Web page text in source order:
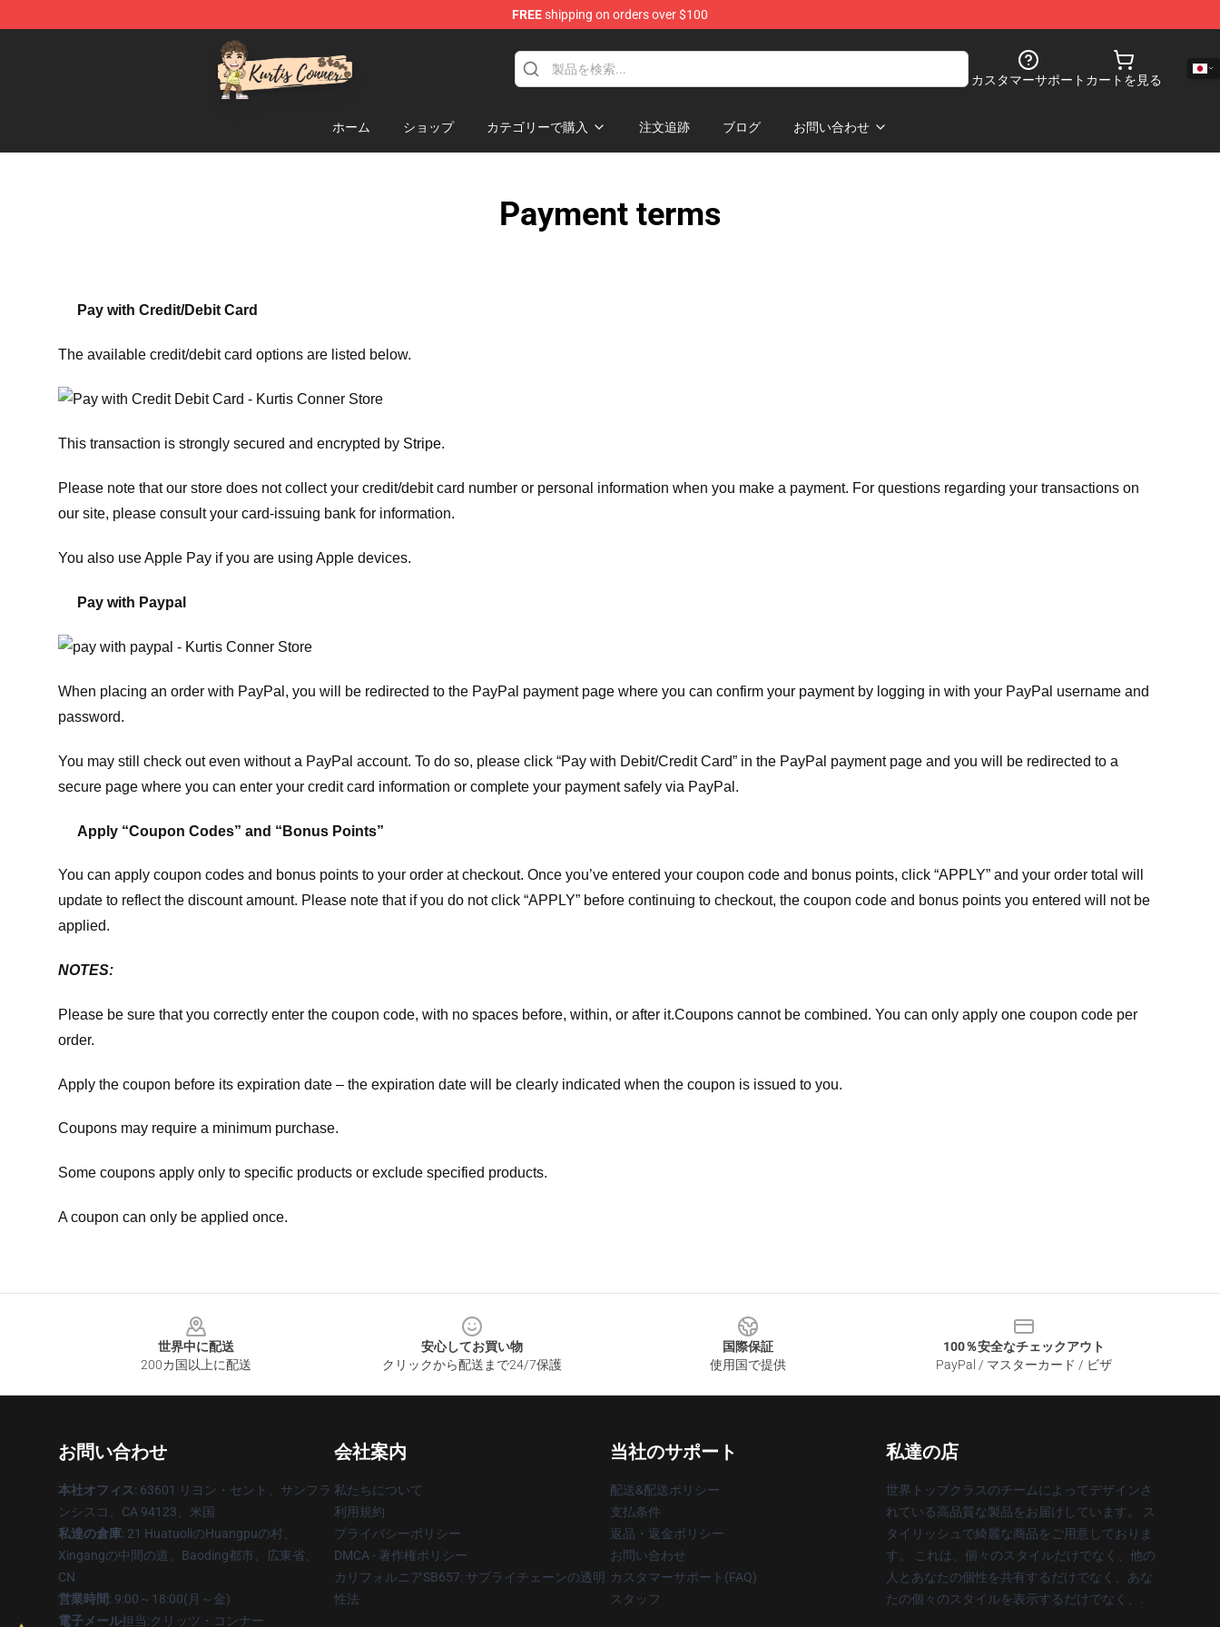
FREEshipping on orders over $100
Kurtis Conner Store - Official Kurtis Conner Merchandise Shop
カスタマーサポート カートを見る
ホーム ショップ カテゴリーで購入 注文追跡 ブログ お問い合わせ
Payment terms
Pay with Credit/Debit Card
The available credit/debit card options are listed below.
This transaction is strongly secured and encrypted by Stripe.
Please note that our store does not collect your credit/debit card number or personal information when you make a payment. For questions regarding your transactions on
our site, please consult your card-issuing bank for information.
You also use Apple Pay if you are using Apple devices.
Pay with Paypal
When placing an order with PayPal, you will be redirected to the PayPal payment page where you can confirm your payment by logging in with your PayPal username and
password.
You may still check out even without a PayPal account. To do so, please click “Pay with Debit/Credit Card” in the PayPal payment page and you will be redirected to a
secure page where you can enter your credit card information or complete your payment safely via PayPal.
Apply “Coupon Codes” and “Bonus Points”
You can apply coupon codes and bonus points to your order at checkout. Once you’ve entered your coupon code and bonus points, click “APPLY” and your order total will
update to reflect the discount amount. Please note that if you do not click “APPLY” before continuing to checkout, the coupon code and bonus points you entered will not be
applied.
NOTES:
Please be sure that you correctly enter the coupon code, with no spaces before, within, or after it.Coupons cannot be combined. You can only apply one coupon code per
order.
Apply the coupon before its expiration date – the expiration date will be clearly indicated when the coupon is issued to you.
Coupons may require a minimum purchase.
Some coupons apply only to specific products or exclude specified products.
A coupon can only be applied once.
世界中に配送
200カ国以上に配送
安心してお買い物
クリックから配送まで24/7保護
国際保証
使用国で提供
100％安全なチェックアウト
PayPal / マスターカード / ビザ
お問い合わせ
本社オフィス: 63601 リヨン・セント、サンフラ
ンシスコ、CA 94123、米国
私達の倉庫: 21 HuatuoliのHuangpuの村、
Xingangの中間の道、Baoding都市、広東省、
CN
営業時間: 9:00～18:00(月～金)
電子メール担当:クリッツ・コンナー
会社案内
私たちについて
利用規約
プライバシーポリシー
DMCA - 著作権ポリシー
カリフォルニアSB657: サプライチェーンの透明
性法
当社のサポート
配送&配送ポリシー
支払条件
返品・返金ポリシー
お問い合わせ
カスタマーサポート(FAQ)
スタッフ
私達の店
世界トップクラスのチームによってデザインさ
れている高品質な製品をお届けしています。 ス
タイリッシュで綺麗な商品をご用意しておりま
す。 これは、個々のスタイルだけでなく、他の
人とあなたの個性を共有するだけでなく、あな
たの個々のスタイルを表示するだけでなく、.